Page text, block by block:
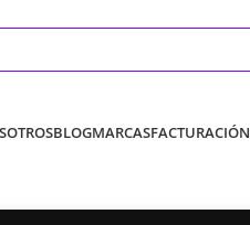
BLOGMARCASFACTURACIÓN